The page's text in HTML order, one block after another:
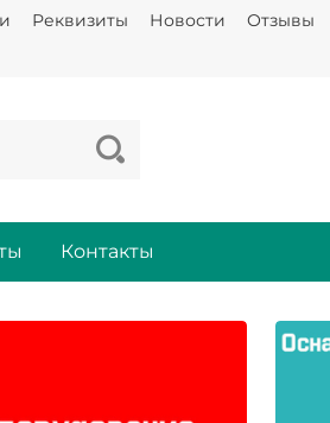
Реквизиты Новости Отзывы
Контакты